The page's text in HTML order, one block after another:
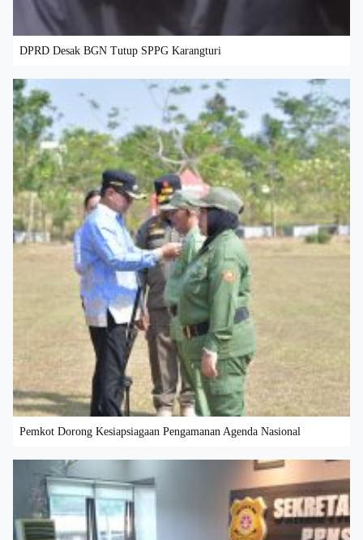
DPRD Desak BGN Tutup SPPG Karangturi
Pemkot Dorong Kesiapsiagaan Pengamanan Agenda Nasional